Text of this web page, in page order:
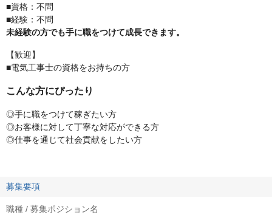
■資格：不問
■経験：不問
未経験の方でも手に職をつけて成長できます。
【歓迎】
■電気工事士の資格をお持ちの方
こんな方にぴったり
◎手に職をつけて稼ぎたい方
◎お客様に対して丁寧な対応ができる方
◎仕事を通じて社会貢献をしたい方
募集要項
職種 / 募集ポジション名